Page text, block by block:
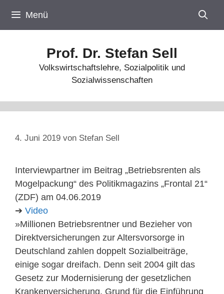
Inhalt
springen
Menü
Prof. Dr. Stefan Sell
Volkswirtschaftslehre, Sozialpolitik und
Sozialwissenschaften
4. Juni 2019 von Stefan Sell
Interviewpartner im Beitrag „Betriebsrenten als
Mogelpackung“ des Politikmagazins „Frontal 21“
(ZDF) am 04.06.2019
➔ Video
»Millionen Betriebsrentner und Bezieher von
Direktversicherungen zur Altersvorsorge in
Deutschland zahlen doppelt Sozialbeiträge,
einige sogar dreifach. Denn seit 2004 gilt das
Gesetz zur Modernisierung der gesetzlichen
Krankenversicherung. Grund für die Einführung